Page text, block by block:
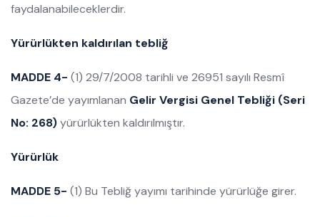
faydalanabileceklerdir.
Yürürlükten kaldırılan tebliğ
MADDE 4- (1) 29/7/2008 tarihli ve 26951 sayılı Resmî
Gazete’de yayımlanan Gelir Vergisi Genel Tebliği (Seri
No: 268)yürürlükten kaldırılmıştır.
Yürürlük
MADDE 5- (1) Bu Tebliğ yayımı tarihinde yürürlüğe girer.